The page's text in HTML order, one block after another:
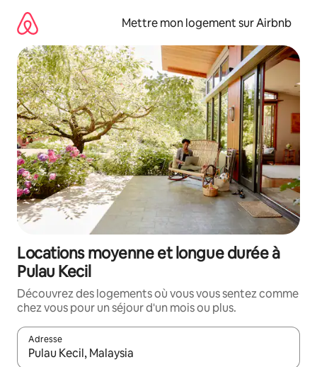
directement
contenu
Mettre mon logement sur Airbnb
Locations moyenne et longue durée à
Pulau Kecil
Découvrez des logements où vous vous sentez comme
chez vous pour un séjour d'un mois ou plus.
Adresse
Lorsque les résultats s'affichent, utilisez les flèches vers le